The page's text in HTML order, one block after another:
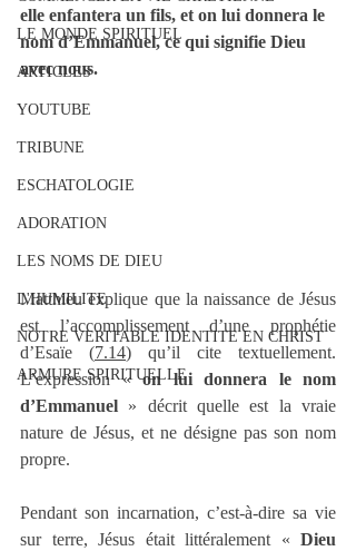
LE MONDE SPIRITUEL
ARTICLES
YOUTUBE
TRIBUNE
ESCHATOLOGIE
ADORATION
LES NOMS DE DIEU
L'HUMILITE
NOTRE VERITABLE IDENTITE EN CHRIST
ARMURE SPIRITUELLE
elle enfantera un fils, et on lui donnera le
nom d’Emmanuel, ce qui signifie Dieu
avec nous.
Matthieu explique que la naissance de Jésus
est l’accomplissement d’une prophétie
d’Esaïe (7.14) qu’il cite textuellement.
L’expression « on lui donnera le nom
d’Emmanuel » décrit quelle est la vraie
nature de Jésus, et ne désigne pas son nom
propre.
Pendant son incarnation, c’est-à-dire sa vie
sur terre, Jésus était littéralement « Dieu